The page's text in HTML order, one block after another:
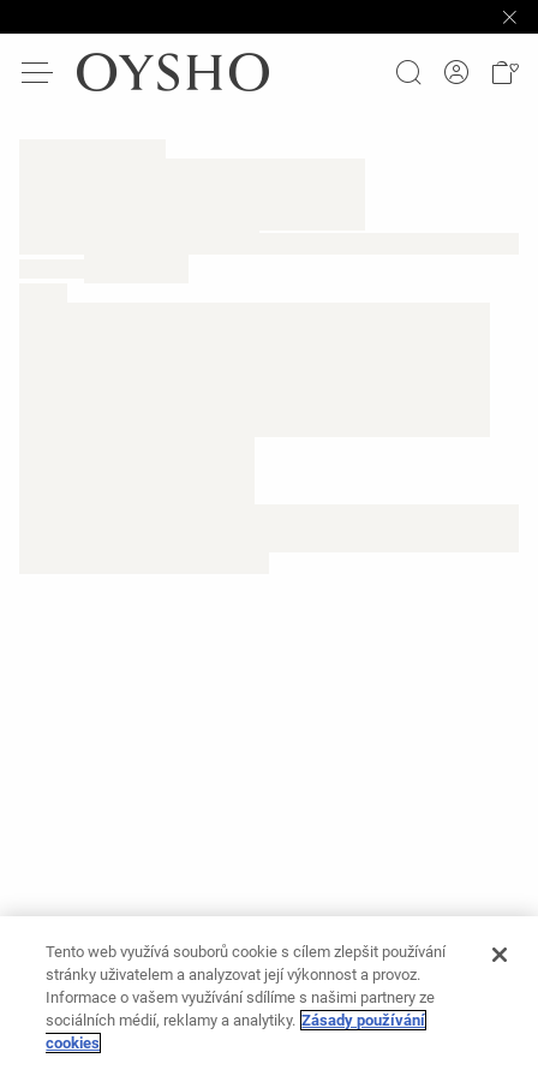
Tento web využívá souborů cookie s cílem zlepšit používání
stránky uživatelem a analyzovat její výkonnost a provoz.
Informace o vašem využívání sdílíme s našimi partnery ze
sociálních médií, reklamy a analytiky. Zásady používání
cookies